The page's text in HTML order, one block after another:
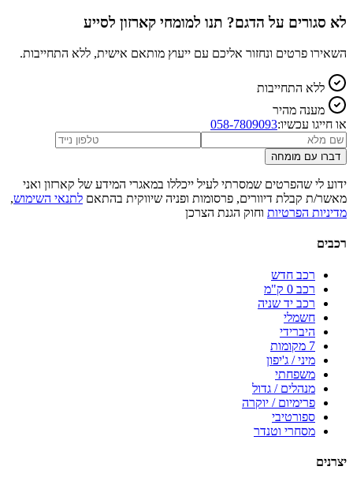
לא סגורים על הדגם? תנו למומחי קארזון לסייע
השאירו פרטים ונחזור אליכם עם ייעוץ מותאם אישית, ללא התחייבות.
ללא התחייבות
מענה מהיר
או חייגו עכשיו:058-7809093
דברו עם מומחה
ידוע לי שהפרטים שמסרתי לעיל ייכללו במאגרי המידע של קארזון ואני
מאשר/ת קבלת דיוורים, פרסומות ופניה שיווקית בהתאם לתנאי השימוש,
מדיניות הפרטיות וחוק הגנת הצרכן
רכבים
רכב חדש
רכב 0 ק"מ
רכב יד שניה
חשמלי
היברידי
7 מקומות
מיני / ג'יפון
משפחתי
מנהלים / גדול
פרימיום / יוקרה
ספורטיבי
מסחרי וטנדר
יצרנים